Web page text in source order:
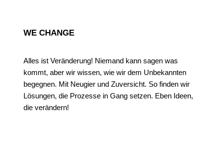
WE CHANGE
Alles ist Veränderung! Niemand kann sagen was
kommt, aber wir wissen, wie wir dem Unbekannten
begegnen. Mit Neugier und Zuversicht. So finden wir
Lösungen, die Prozesse in Gang setzen. Eben Ideen,
die verändern!